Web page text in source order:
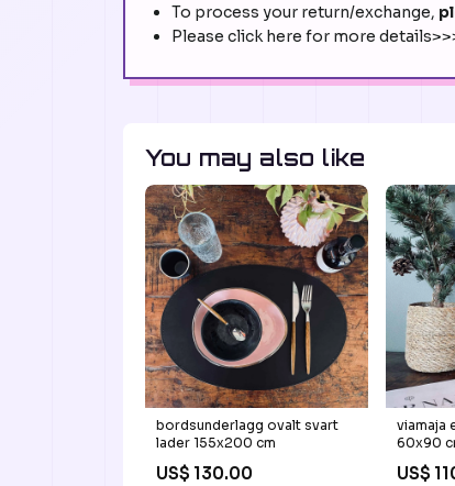
To process your return/exchange,
Please click here for more
You may also like
bordsunderlagg ovalt svart
lader 155x200 cm
US$ 130.00
viamaja
60x90
US$